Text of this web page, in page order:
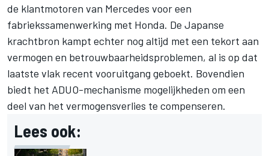
de klantmotoren van Mercedes voor een
fabriekssamenwerking met Honda. De Japanse
krachtbron kampt echter nog altijd met een tekort aan
vermogen en betrouwbaarheidsproblemen, al is op dat
laatste vlak recent vooruitgang geboekt. Bovendien
biedt het ADUO-mechanisme mogelijkheden om een
deel van het vermogensverlies te compenseren.
Lees ook: